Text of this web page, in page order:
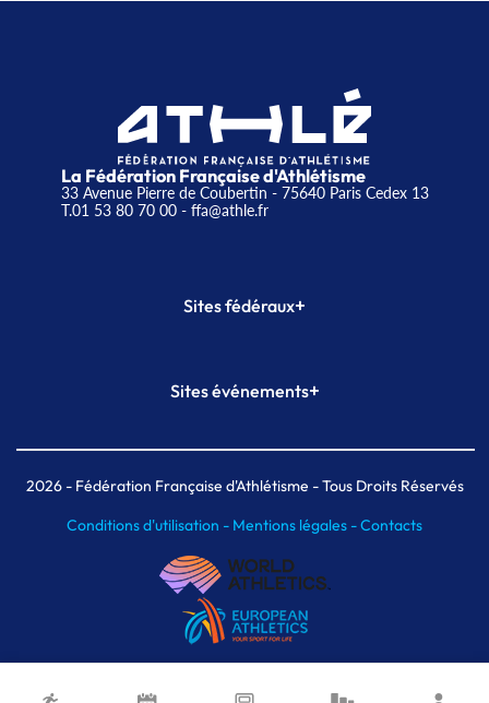
La Fédération Française d'Athlétisme
33 Avenue Pierre de Coubertin - 75640 Paris Cedex 13
T.01 53 80 70 00- ffa@athle.fr
Sites fédéraux+
Plateforme Formation
Sites événements+
Meeting de Paris indoor
MAIF Ekiden de Paris
2026- Fédération Française d'Athlétisme - Tous Droits Réservés
Conditions d'utilisation - Mentions légales -Contacts